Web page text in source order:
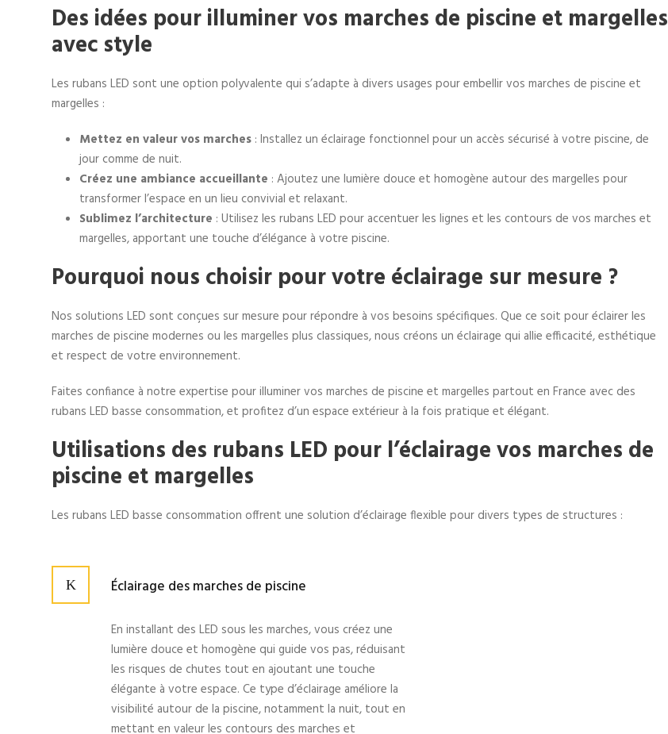
Des idées pour illuminer vos marches de piscine et margelles
avec style
Les rubans LED sont une option polyvalente qui s’adapte à divers usages pour embellir vos marches de piscine et
margelles :
Mettez en valeur vos marches : Installez un éclairage fonctionnel pour un accès sécurisé à votre piscine, de
jour comme de nuit.
Créez une ambiance accueillante : Ajoutez une lumière douce et homogène autour des margelles pour
transformer l’espace en un lieu convivial et relaxant.
Sublimez l’architecture : Utilisez les rubans LED pour accentuer les lignes et les contours de vos marches et
margelles, apportant une touche d’élégance à votre piscine.
Pourquoi nous choisir pour votre éclairage sur mesure ?
Nos solutions LED sont conçues sur mesure pour répondre à vos besoins spécifiques. Que ce soit pour éclairer les
marches de piscine modernes ou les margelles plus classiques, nous créons un éclairage qui allie efficacité, esthétique
et respect de votre environnement.
Faites confiance à notre expertise pour illuminer vos marches de piscine et margelles partout en France avec des
rubans LED basse consommation, et profitez d’un espace extérieur à la fois pratique et élégant.
Utilisations des rubans LED pour l’éclairage vos marches de
piscine et margelles
Les rubans LED basse consommation offrent une solution d’éclairage flexible pour divers types de structures :
Éclairage des marches de piscine
En installant des LED sous les marches, vous créez une
lumière douce et homogène qui guide vos pas, réduisant
les risques de chutes tout en ajoutant une touche
élégante à votre espace. Ce type d’éclairage améliore la
visibilité autour de la piscine, notamment la nuit, tout en
mettant en valeur les contours des marches et